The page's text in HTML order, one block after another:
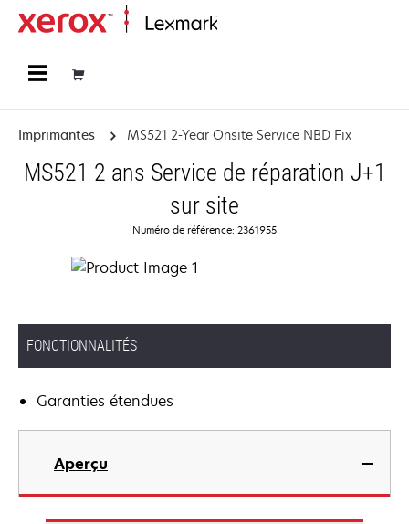
Imprimantes MS521 2-Year Onsite Service NBD Fix
MS521 2 ans Service de réparation J+1
sur site
Numéro de référence: 2361955
FONCTIONNALITÉS
Garanties étendues
Aperçu